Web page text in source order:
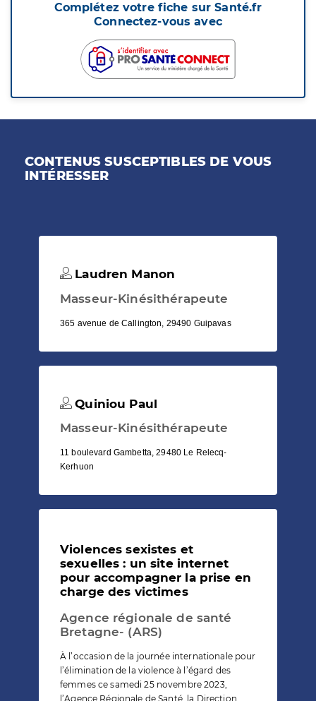
Complétez votre fiche sur Santé.fr
Connectez-vous avec
CONTENUS SUSCEPTIBLES DE VOUS
INTÉRESSER
Laudren Manon
Masseur-Kinésithérapeute
365 avenue de Callington, 29490 Guipavas
Quiniou Paul
Masseur-Kinésithérapeute
11 boulevard Gambetta, 29480 Le Relecq-
Kerhuon
Violences sexistes et
sexuelles : un site internet
pour accompagner la prise en
charge des victimes
Agence régionale de santé
Bretagne- (ARS)
À l’occasion de la journée internationale pour
l’élimination de la violence à l’égard des
femmes ce samedi 25 novembre 2023,
l’Agence Régionale de Santé, la Direction